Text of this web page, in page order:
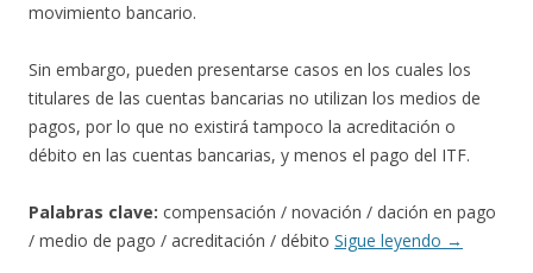
movimiento bancario.
Sin embargo, pueden presentarse casos en los cuales los
titulares de las cuentas bancarias no utilizan los medios de
pagos, por lo que no existirá tampoco la acreditación o
débito en las cuentas bancarias, y menos el pago del ITF.
Palabras clave: compensación / novación / dación en pago
/ medio de pago / acreditación / débito Sigue leyendo →